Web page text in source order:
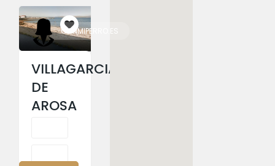
CONMIPERRO.ES
VILLAGARCIA
DE
AROSA